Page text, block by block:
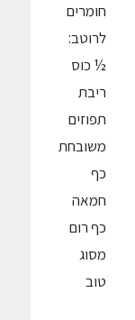
חומרים
לרוטב:
½ כוס
ריבת
תפוזים
משובחת
כף
חמאה
כף רום
מסוג
טוב